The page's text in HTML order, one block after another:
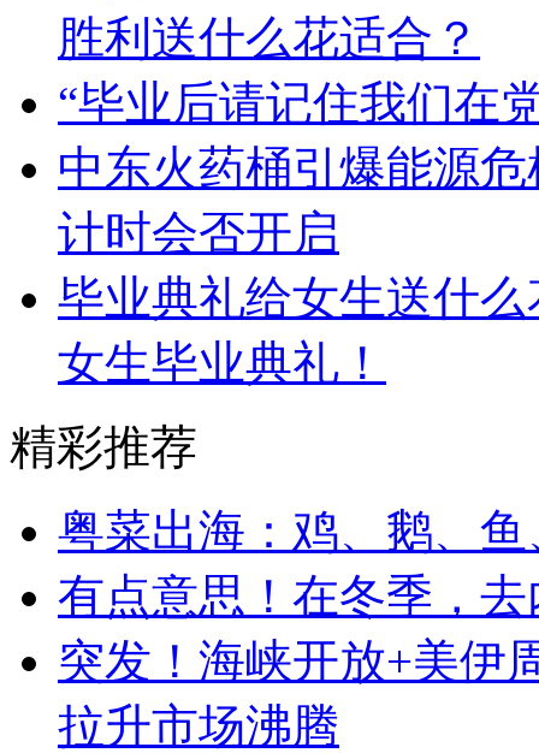
胜利送什么花适合？
“毕业后请记住我们在
中东火药桶引爆能源
计时会否开启
毕业典礼给女生送什
女生毕业典礼！
精彩推荐
粤菜出海：鸡、鹅、
有点意思！在冬季，
突发！海峡开放+美伊
拉升市场沸腾